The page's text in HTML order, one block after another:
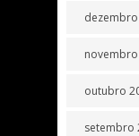
outubro
setembro